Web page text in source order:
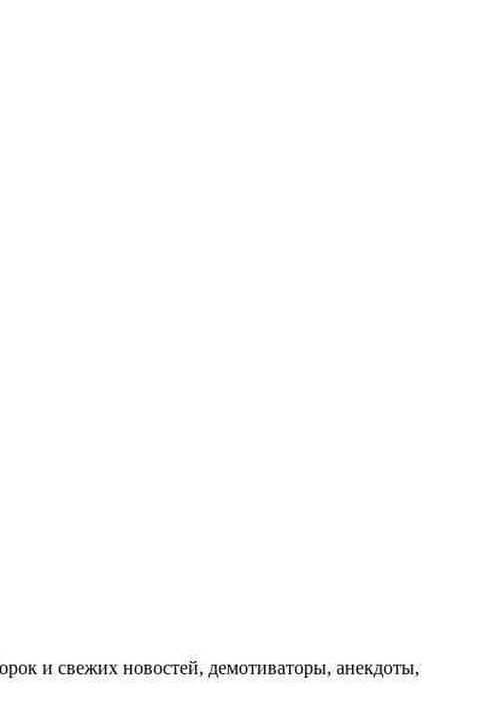
и свежих новостей, демотиваторы, анекдоты,